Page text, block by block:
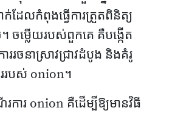
ក់ដែលកំពុងធ្វើការត្រួតពិនិត្យ
ម្លើយរបស់ពួកគេ គឺបង្កើត
រចនាស្រាវជ្រាវដំបូង និងគំរូ
របស់ onion។
ារ onion គឺដើម្បីឱ្យមានវិធី